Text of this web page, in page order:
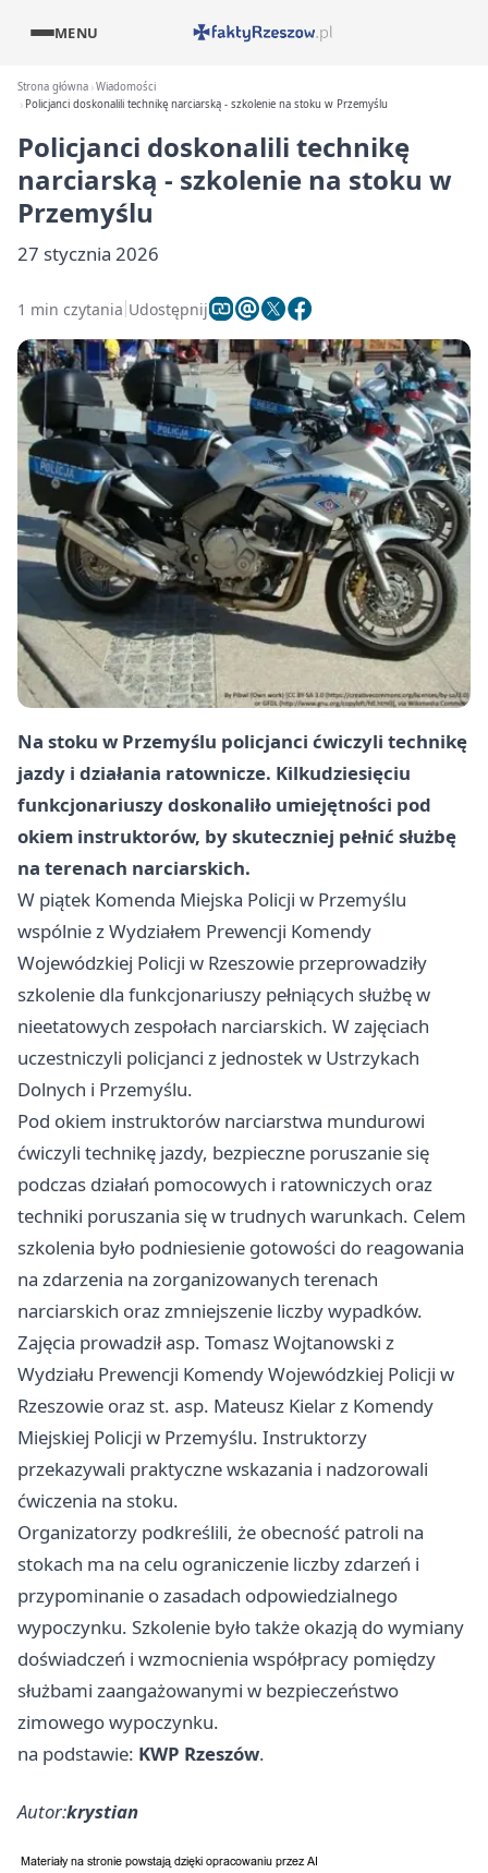
MENU
Strona główna Wiadomości
Policjanci doskonalili technikę narciarską - szkolenie na stoku w Przemyślu
Policjanci doskonalili technikę
narciarską - szkolenie na stoku w
Przemyślu
27 stycznia 2026
1 min czytania Udostępnij
Na stoku w Przemyślu policjanci ćwiczyli technikę
jazdy i działania ratownicze. Kilkudziesięciu
funkcjonariuszy doskonaliło umiejętności pod
okiem instruktorów, by skuteczniej pełnić służbę
na terenach narciarskich.
W piątek Komenda Miejska Policji w Przemyślu
wspólnie z Wydziałem Prewencji Komendy
Wojewódzkiej Policji w Rzeszowie przeprowadziły
szkolenie dla funkcjonariuszy pełniących służbę w
nieetatowych zespołach narciarskich. W zajęciach
uczestniczyli policjanci z jednostek w Ustrzykach
Dolnych i Przemyślu.
Pod okiem instruktorów narciarstwa mundurowi
ćwiczyli technikę jazdy, bezpieczne poruszanie się
podczas działań pomocowych i ratowniczych oraz
techniki poruszania się w trudnych warunkach. Celem
szkolenia było podniesienie gotowości do reagowania
na zdarzenia na zorganizowanych terenach
narciarskich oraz zmniejszenie liczby wypadków.
Zajęcia prowadził asp. Tomasz Wojtanowski z
Wydziału Prewencji Komendy Wojewódzkiej Policji w
Rzeszowie oraz st. asp. Mateusz Kielar z Komendy
Miejskiej Policji w Przemyślu. Instruktorzy
przekazywali praktyczne wskazania i nadzorowali
ćwiczenia na stoku.
Organizatorzy podkreślili, że obecność patroli na
stokach ma na celu ograniczenie liczby zdarzeń i
przypominanie o zasadach odpowiedzialnego
wypoczynku. Szkolenie było także okazją do wymiany
doświadczeń i wzmocnienia współpracy pomiędzy
służbami zaangażowanymi w bezpieczeństwo
zimowego wypoczynku.
na podstawie: KWP Rzeszów.
Autor:krystian